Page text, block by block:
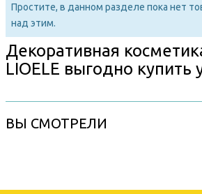
Простите, в данном разделе пока нет
над этим.
Декоративная
LIOELE выгодно купить
ВЫ СМОТРЕЛИ